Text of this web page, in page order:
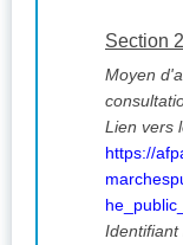
Section
Moyen
Lien vers
https://
Identifiant